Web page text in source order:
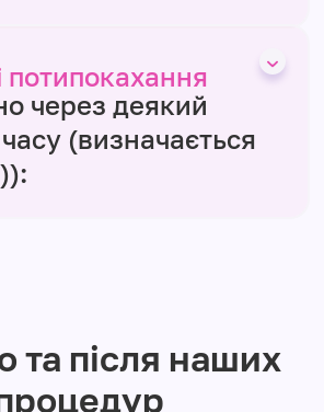
потипокахання
через деякий
(визначається
та після наших